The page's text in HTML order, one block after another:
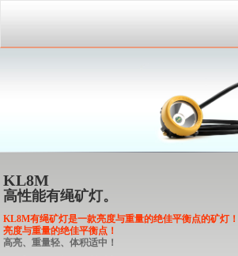
KL8M
高性能有绳矿灯。
KL8M有绳矿灯是一款亮度与重量的绝佳平衡点的矿灯！
亮度与重量的绝佳平衡点！
高亮、重量轻、体积适中！